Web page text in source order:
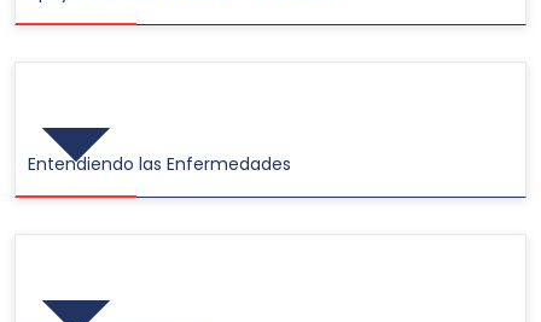
Entendiendo las Enfermedades